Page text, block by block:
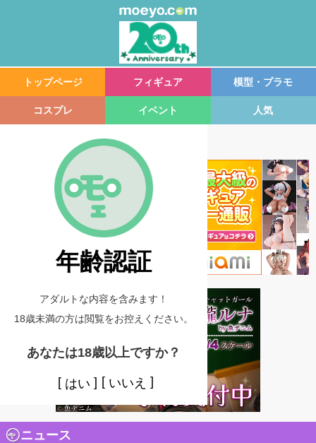
トップページ フィギュア 模型・プラモ
コスプレ イベント 人気
年齢認証
アダルトな内容を含みます！
18歳未満の方は閲覧をお控えください。
あなたは18歳以上ですか？
はい いいえ
ニュース